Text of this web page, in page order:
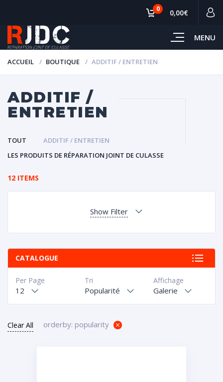
MENU
0 0,00€
ACCUEIL BOUTIQUE ADDITIF / ENTRETIEN
ADDITIF /
ENTRETIEN
TOUT
ADDITIF / ENTRETIEN
LES PRODUITS DE RÉPARATION JOINT DE CULASSE
12 ITEMS
Show Filter
CATALOGUE
Affichage
Galerie
Tri
Popularité
Per Page
12
Clear All orderby: popularity